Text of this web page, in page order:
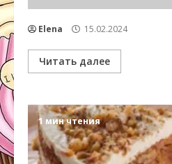
Elena 15.02.2024
Читать далее
1 мин чтения